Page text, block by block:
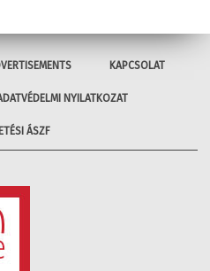
KAPCSOLAT
NYILATKOZAT
ÁSZF